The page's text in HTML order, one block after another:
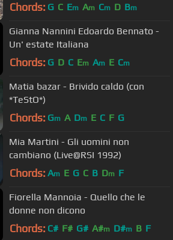
Chords: G C Em Am Cm D Bm
Gianna Nannini Edoardo Bennato -
Un' estate Italiana
Chords: G D C Em Am E Cm
Matia bazar - Brivido caldo (con
*TeStO*)
Chords: Gm A Dm E C F G
Mia Martini - Gli uomini non
cambiano (Live@RSI 1992)
Chords: Am E G C B Dm F
Fiorella Mannoia - Quello che le
donne non dicono
Chords: C# F# G# A#m D#m B F